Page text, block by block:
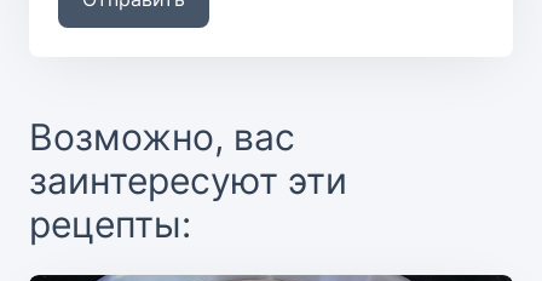
Возможно, вас
заинтересуют эти
рецепты: